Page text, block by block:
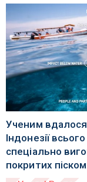
Ученим
Індонезії
спеціально
покритих